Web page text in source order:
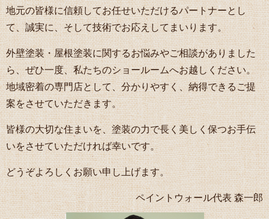
地元の皆様に信頼してお任せいただけるパートナーとし
て、誠実に、そして技術でお応えしてまいります。
外壁塗装・屋根塗装に関するお悩みやご相談がありました
ら、ぜひ一度、私たちのショールームへお越しください。
地域密着の専門店として、分かりやすく、納得できるご提
案をさせていただきます。
皆様の大切な住まいを、塗装の力で長く美しく保つお手伝
いをさせていただければ幸いです。
どうぞよろしくお願い申し上げます。
ペイントウォール代表 森一郎